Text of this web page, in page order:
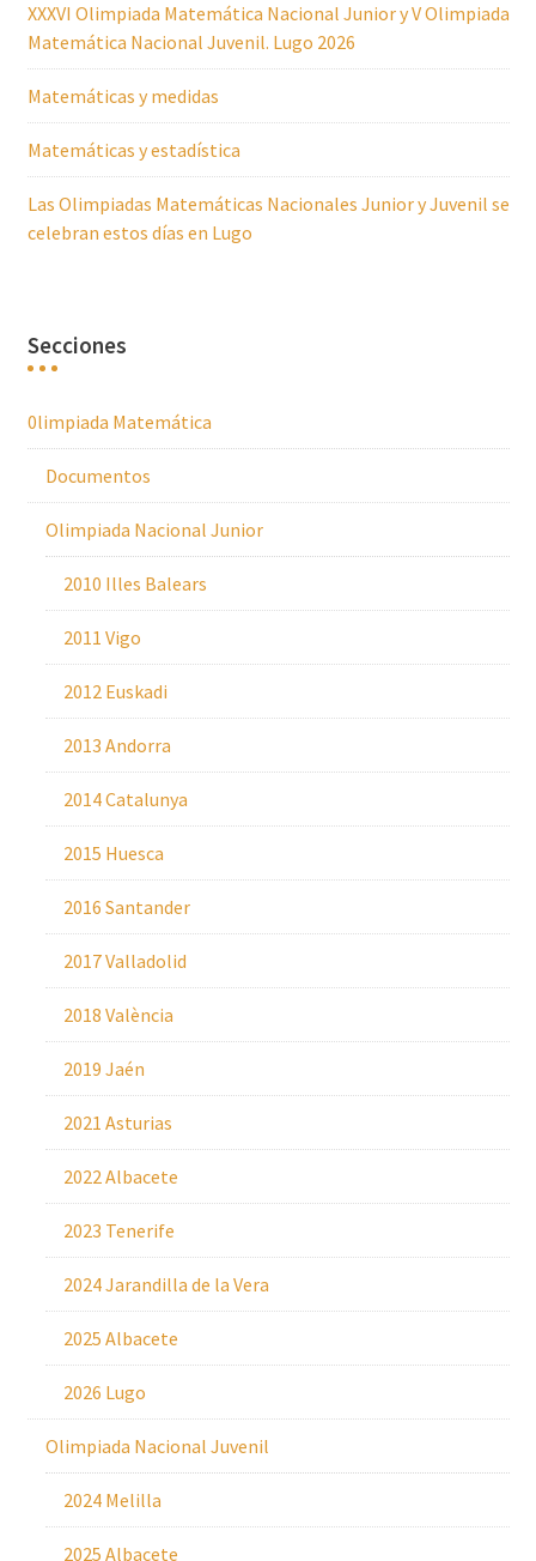
XXXVI Olimpiada Matemática Nacional Junior y V Olimpiada
Matemática Nacional Juvenil. Lugo 2026
Matemáticas y medidas
Matemáticas y estadística
Las Olimpiadas Matemáticas Nacionales Junior y Juvenil se
celebran estos días en Lugo
Secciones
0limpiada Matemática
Documentos
Olimpiada Nacional Junior
2010 Illes Balears
2011 Vigo
2012 Euskadi
2013 Andorra
2014 Catalunya
2015 Huesca
2016 Santander
2017 Valladolid
2018 València
2019 Jaén
2021 Asturias
2022 Albacete
2023 Tenerife
2024 Jarandilla de la Vera
2025 Albacete
2026 Lugo
Olimpiada Nacional Juvenil
2024 Melilla
2025 Albacete